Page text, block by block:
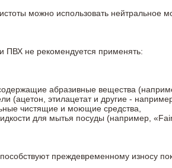
можно использовать
ПВХ не рекомендуется применять:
абразивные вещества
(ацетон, этилацетат и другие -
чистящие и моющие средства,
для мытья посуды (например,
преждевременному износу